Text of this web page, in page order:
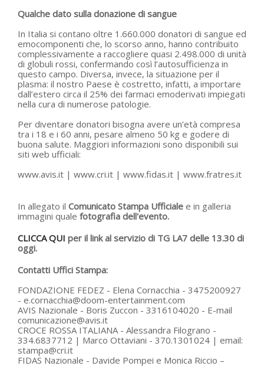
Qualche dato sulla donazione di sangue
In Italia si contano oltre 1.660.000 donatori di sangue ed
emocomponenti che, lo scorso anno, hanno contribuito
complessivamente a raccogliere quasi 2.498.000 di unità
di globuli rossi, confermando così l’autosufficienza in
questo campo. Diversa, invece, la situazione per il
plasma: il nostro Paese è costretto, infatti, a importare
dall’estero circa il 25% dei farmaci emoderivati impiegati
nella cura di numerose patologie.
Per diventare donatori bisogna avere un’età compresa
tra i 18 e i 60 anni, pesare almeno 50 kg e godere di
buona salute. Maggiori informazioni sono disponibili sui
siti web ufficiali:
www.avis.it | www.cri.it | www.fidas.it | www.fratres.it
In allegato il Comunicato Stampa Ufficiale e in galleria
immagini quale fotografia dell'evento.
CLICCA QUI per il link al servizio di TG LA7 delle 13.30 di
oggi.
Contatti Uffici Stampa:
FONDAZIONE FEDEZ - Elena Cornacchia - 3475200927
- e.cornacchia@doom-entertainment.com
AVIS Nazionale - Boris Zuccon - 3316104020 - E-mail
comunicazione@avis.it
CROCE ROSSA ITALIANA - Alessandra Filograno -
334.6837712 | Marco Ottaviani - 370.1301024 | email:
stampa@cri.it
FIDAS Nazionale - Davide Pompei e Monica Riccio –